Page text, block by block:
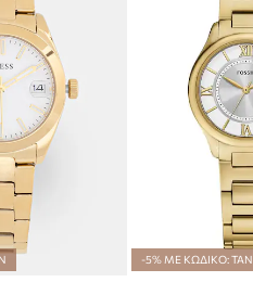
-5% ΜΕ ΚΩΔΙΚΟ: TAN